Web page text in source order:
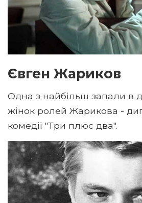
Євген Жариков
Одна з найбільш запали в
жінок ролей Жарикова -
комедії "Три плюс два".